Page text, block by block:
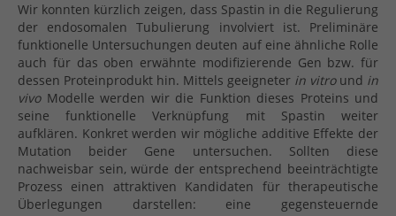
Wir konnten kürzlich zeigen, dass Spastin in die Regulierung
der endosomalen Tubulierung involviert ist. Preliminäre
funktionelle Untersuchungen deuten auf eine ähnliche Rolle
auch für das oben erwähnte modifizierende Gen bzw. für
dessen Proteinprodukt hin. Mittels geeigneter in vitround in
vivoModelle werden wir die Funktion dieses Proteins und
seine funktionelle Verknüpfung mit Spastin weiter
aufklären. Konkret werden wir mögliche additive Effekte der
Mutation beider Gene untersuchen. Sollten diese
nachweisbar sein, würde der entsprechend beeinträchtigte
Prozess einen attraktiven Kandidaten für therapeutische
Überlegungen darstellen: eine gegensteuernde